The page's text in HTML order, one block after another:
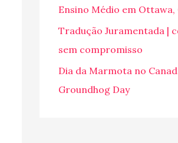
p
o
Ensino Médio em Ottawa,
Tradução Juramentada |
sem compromisso
Dia da Marmota no
Groundhog Day